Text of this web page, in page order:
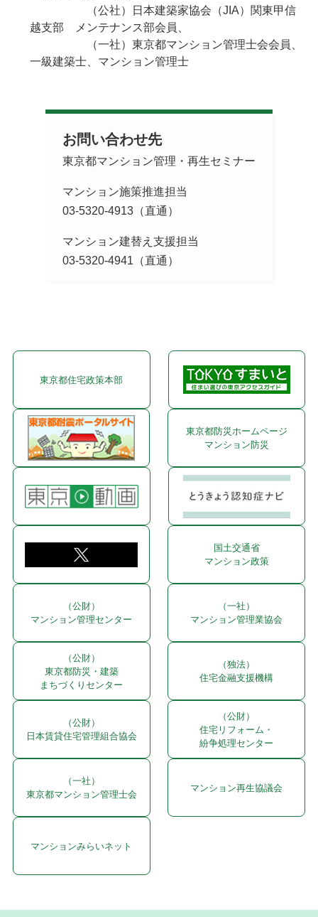
（公社）日本建築家協会（JIA）関東甲信
越支部 メンテナンス部会員、
（一社）東京都マンション管理士会会員、
一級建築士、マンション管理士
お問い合わせ先
東京都マンション管理・再生セミナー
マンション施策推進担当
03-5320-4913（直通）
マンション建替え支援担当
03-5320-4941（直通）
東京都住宅政策本部
東京都防災ホームページ
マンション防災
国土交通省
マンション政策
（公財）
マンション管理センター
（一社）
マンション管理業協会
（公財）
東京都防災・建築
まちづくりセンター
（独法）
住宅金融支援機構
（公財）
日本賃貸住宅管理組合協会
（公財）
住宅リフォーム・
紛争処理センター
（一社）
東京都マンション管理士会
マンション再生協議会
マンションみらいネット